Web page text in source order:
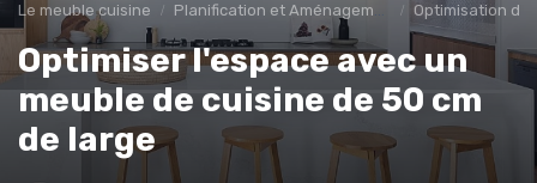
Le meuble cuisine Planification et Aménagement Optimisation de
Optimiser l'espace avec un
meuble de cuisine de 50 cm
de large